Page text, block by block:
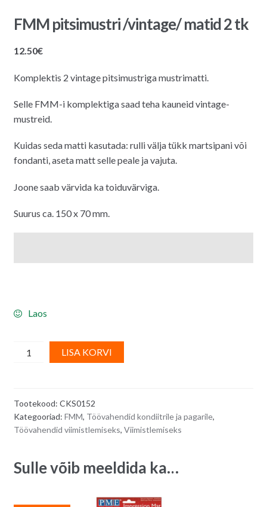
FMM pitsimustri /vintage/ matid 2 tk
12.50€
Komplektis 2 vintage pitsimustriga mustrimatti.
Selle FMM-i komplektiga saad teha kauneid vintage-
mustreid.
Kuidas seda matti kasutada: rulli välja tükk martsipani või
fondanti, aseta matt selle peale ja vajuta.
Joone saab värvida ka toiduvärviga.
Suurus ca. 150 x 70 mm.
Laos
FMM
pitsimustri
2
tk
LISA KORVI
n
i
e
Tootekood: CKS0152
Kategooriad: FMM, Töövahendid kondiitrile ja pagarile,
Töövahendid viimistlemiseks, Viimistlemiseks
Sulle võib meeldida ka…